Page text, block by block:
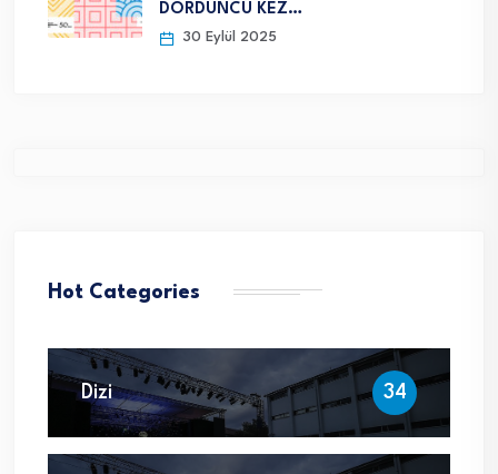
DÖRDÜNCÜ KEZ…
30 Eylül 2025
Hot Categories
Dizi 34